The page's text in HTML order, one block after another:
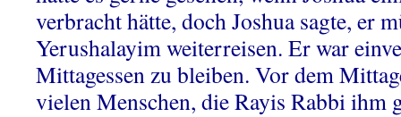
verbracht hätte, doch Joshua sagte, er
Yerushalayim weiterreisen. Er war
Mittagessen zu bleiben. Vor dem
vielen Menschen, die Rayis Rabbi ihm